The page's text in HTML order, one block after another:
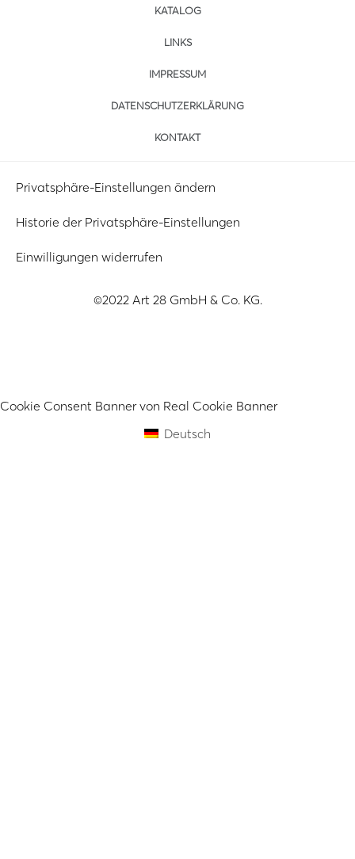
KATALOG
LINKS
IMPRESSUM
DATENSCHUTZERKLÄRUNG
KONTAKT
Privatsphäre-Einstellungen ändern
Historie der Privatsphäre-Einstellungen
Einwilligungen widerrufen
©2022 Art 28 GmbH & Co. KG.
Cookie Consent Banner von Real Cookie Banner
Deutsch